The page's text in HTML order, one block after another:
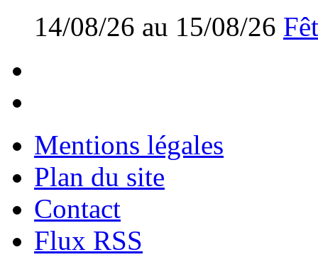
14/08/26 au 15/08/26
Mentions légales
Plan du site
Contact
Flux RSS